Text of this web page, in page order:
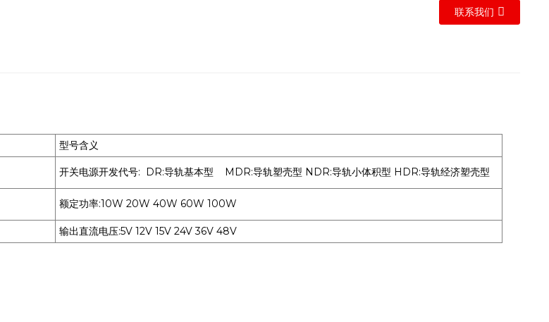
联系我们
型号含义
开关电源开发代号: DR:导轨基本型 MDR:导轨塑壳型 NDR:导轨小体积型 HDR:导轨经济塑壳型
额定功率:10W 20W 40W 60W 100W
输出直流电压:5V 12V 15V 24V 36V 48V